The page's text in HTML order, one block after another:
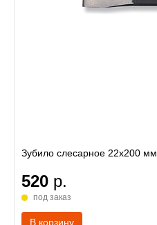
Зубило слесарное 22х200 мм
520 р.
под заказ
В корзину